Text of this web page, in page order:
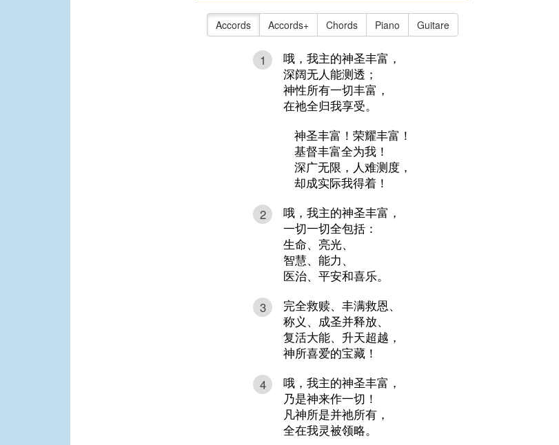
keys
to
Accords Accords+ Chords Piano Guitare
1
哦，我主的神圣丰富，
深阔无人能测透；
神性所有一切丰富，
在祂全归我享受。
神圣丰富！荣耀丰富！
基督丰富全为我！
深广无限，人难测度，
却成实际我得着！
2
哦，我主的神圣丰富，
一切一切全包括：
生命、亮光、
智慧、能力、
医治、平安和喜乐。
3
完全救赎、丰满救恩、
称义、成圣并释放、
复活大能、升天超越，
神所喜爱的宝藏！
4
哦，我主的神圣丰富，
乃是神来作一切！
凡神所是并祂所有，
全在我灵被领略。